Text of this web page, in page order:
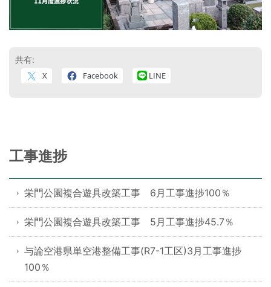
共有:
X Facebook LINE
工事進捗
栄門公園複合遊具改築工事 6月工事進捗100％
栄門公園複合遊具改築工事 5月工事進捗45.7％
与論空港県単空港整備工事(R7-1工区)3月工事進捗
100％